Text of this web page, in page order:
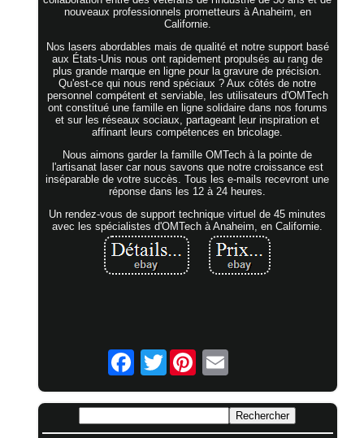
nouveaux professionnels prometteurs à Anaheim, en
Californie.
Nos lasers abordables mais de qualité et notre support basé
aux États-Unis nous ont rapidement propulsés au rang de
plus grande marque en ligne pour la gravure de précision.
Qu'est-ce qui nous rend spéciaux ? Aux côtés de notre
personnel compétent et serviable, les utilisateurs d'OMTech
ont constitué une famille en ligne solidaire dans nos forums
et sur les réseaux sociaux, partageant leur inspiration et
affinant leurs compétences en bricolage.
Nous aimons garder la famille OMTech à la pointe de
l'artisanat laser car nous savons que notre croissance est
inséparable de votre succès. Tous les e-mails recevront une
réponse dans les 12 à 24 heures.
Un rendez-vous de support technique virtuel de 45 minutes
avec les spécialistes d'OMTech à Anaheim, en Californie.
Twitter